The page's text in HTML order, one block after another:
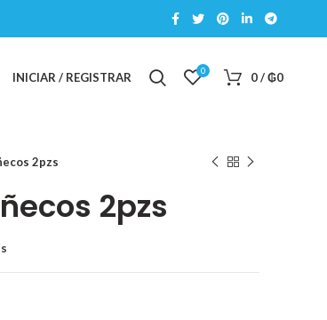
INICIAR / REGISTRAR 0 0/ ₲0
2pzs
2pzs